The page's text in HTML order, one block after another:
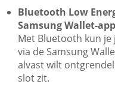
Bluetooth Low
Samsung Wallet-app
Met Bluetooth kun
via de Samsung
alvast wilt
slot zit.